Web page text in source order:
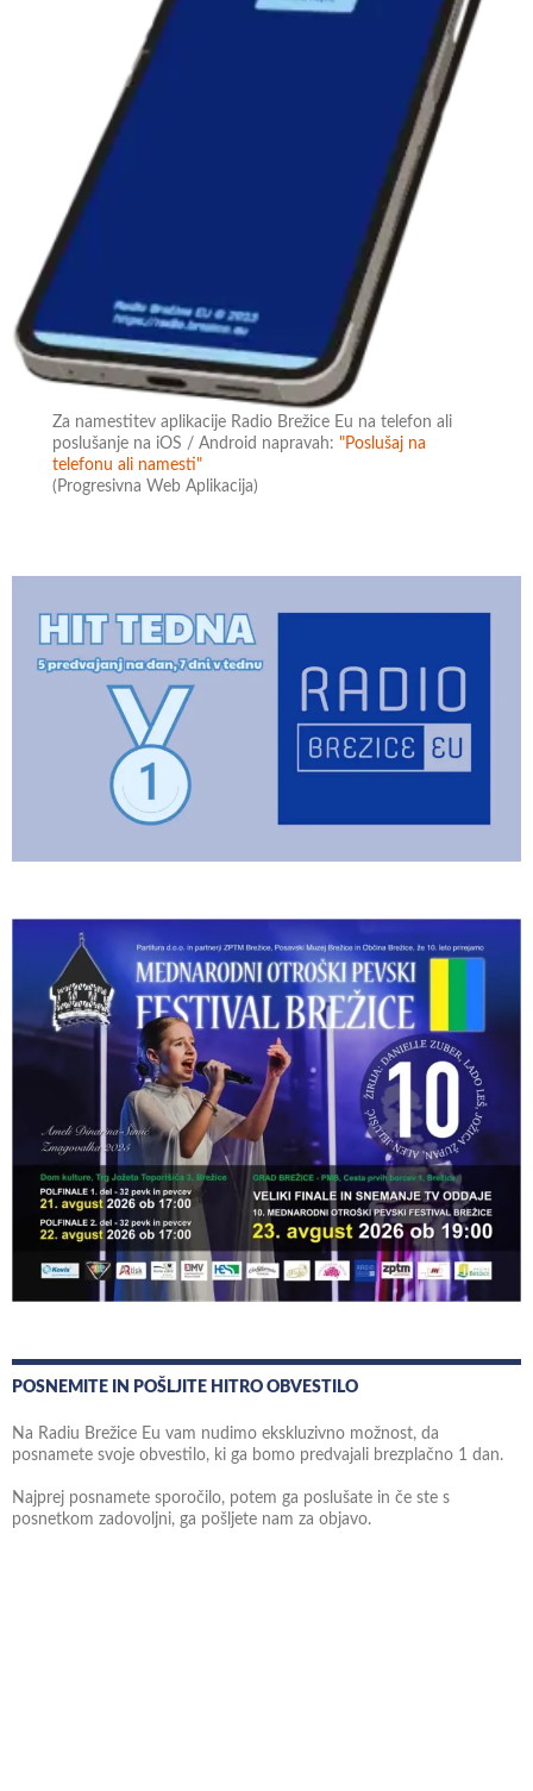
Za namestitev aplikacije Radio Brežice Eu na telefon ali
poslušanje na iOS / Android napravah:"Poslušaj na
telefonu ali namesti"
(Progresivna Web Aplikacija)
POSNEMITE IN POŠLJITE HITRO OBVESTILO
Na Radiu Brežice Eu vam nudimo ekskluzivno možnost, da
posnamete svoje obvestilo, ki ga bomo predvajali brezplačno 1 dan.
Najprej posnamete sporočilo, potem ga poslušate in če ste s
posnetkom zadovoljni, ga pošljete nam za objavo.